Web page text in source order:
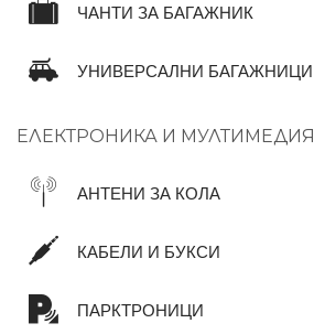
ЧАНТИ ЗА БАГАЖНИК
УНИВЕРСАЛНИ БАГАЖНИЦИ
ЕЛЕКТРОНИКА И МУЛТИМЕДИЯ
АНТЕНИ ЗА КОЛА
КАБЕЛИ И БУКСИ
ПАРКТРОНИЦИ